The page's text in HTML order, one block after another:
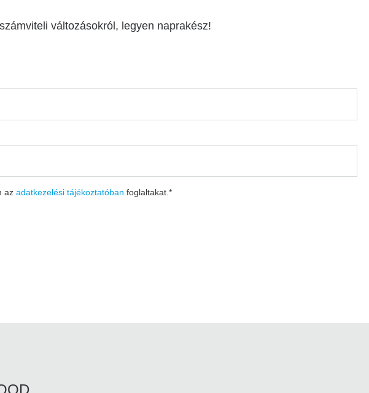
változásokról, legyen naprakész!
az adatkezelési tájékoztatóban foglaltakat.